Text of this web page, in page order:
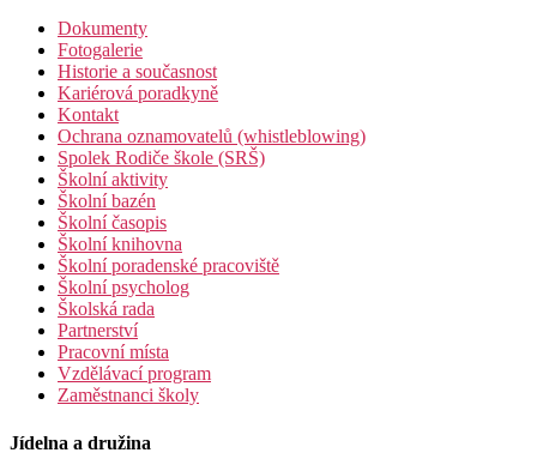
Dokumenty
Fotogalerie
Historie a současnost
Kariérová poradkyně
Kontakt
Ochrana oznamovatelů (whistleblowing)
Spolek Rodiče škole (SRŠ)
Školní aktivity
Školní bazén
Školní časopis
Školní knihovna
Školní poradenské pracoviště
Školní psycholog
Školská rada
Partnerství
Pracovní místa
Vzdělávací program
Zaměstnanci školy
Jídelna a družina